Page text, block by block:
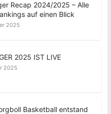
Recap 2024/2025 – Alle
auf einen Blick
2025
2025 IST LIVE
2025
Basketball entstand